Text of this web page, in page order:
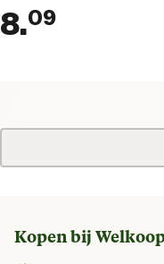
8.09
Kopen bij